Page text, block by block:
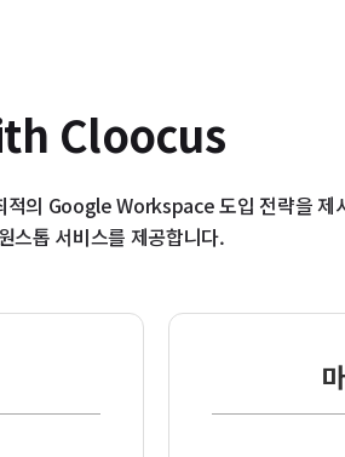
Cloocus
적의 Google Workspace 도입 전략을 제
스톱 서비스를 제공합니다.